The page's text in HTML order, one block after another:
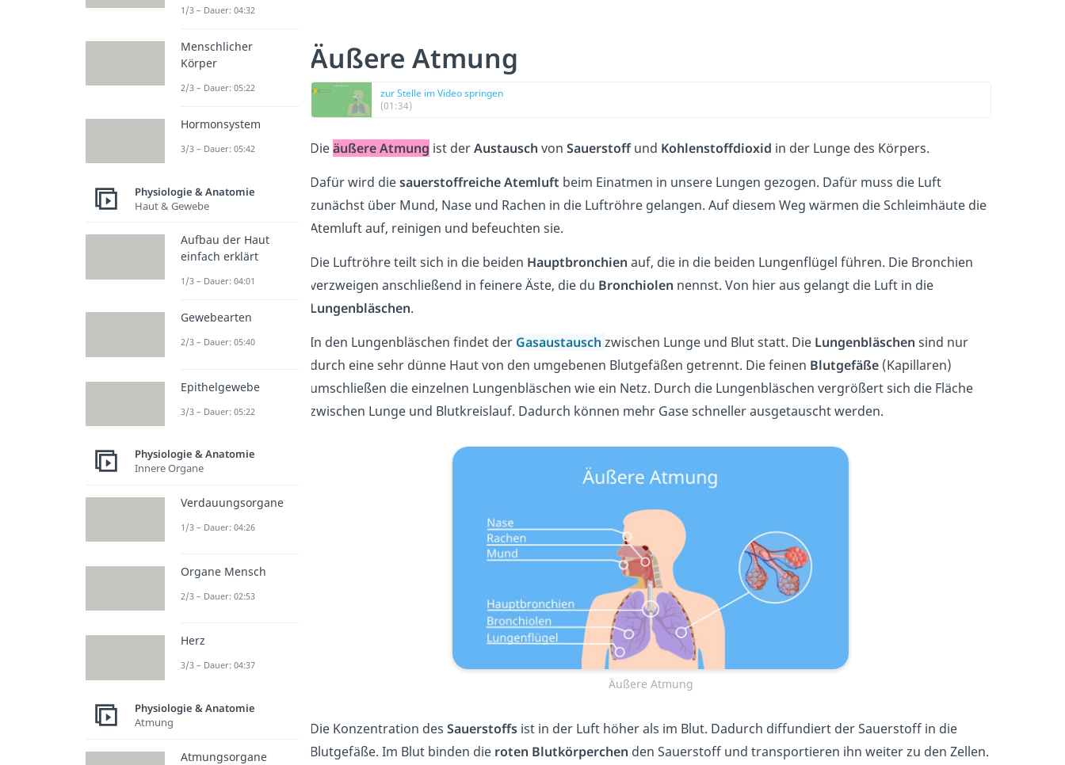
Äußere Atmung
zur Stelle im Video springen
(01:34)
Dieäußere Atmung ist derAustausch von Sauerstoffund Kohlenstoffdioxid in der Lunge des Körpers.
Dafür wird diesauerstoffreiche Atemluft beim Einatmen in unsere Lungen gezogen. Dafür muss die Luft
zunächst über Mund, Nase und Rachen in die Luftröhre gelangen. Auf diesem Weg wärmen die Schleimhäute die
Atemluft auf, reinigen und befeuchten sie.
Die Luftröhre teilt sich in die beiden Hauptbronchien auf, die in die beiden Lungenflügel führen. Die Bronchien
verzweigen anschließend in feinere Äste, die du Bronchiolen nennst. Von hier aus gelangt die Luft in die
Lungenbläschen.
In den Lungenbläschen findet der Gasaustausch zwischen Lunge und Blut statt. Die Lungenbläschen sind nur
durch eine sehr dünne Haut von den umgebenen Blutgefäßen getrennt. Die feinen Blutgefäße (Kapillaren)
umschließen die einzelnen Lungenbläschen wie ein Netz. Durch die Lungenbläschen vergrößert sich die Fläche
zwischen Lunge und Blutkreislauf. Dadurch können mehr Gase schneller ausgetauscht werden.
Äußere Atmung
Die Konzentration des Sauerstoffs ist in der Luft höher als im Blut. Dadurch diffundiert der Sauerstoff in die
Blutgefäße. Im Blut binden die roten Blutkörperchen den Sauerstoff und transportieren ihn weiter zu den Zellen.
1/3 – Dauer: 04:32
Menschlicher
Körper
2/3 – Dauer: 05:22
Hormonsystem
3/3 – Dauer: 05:42
Physiologie & Anatomie
Haut & Gewebe
Aufbau der Haut
einfach erklärt
1/3 – Dauer: 04:01
Gewebearten
2/3 – Dauer: 05:40
Epithelgewebe
3/3 – Dauer: 05:22
Physiologie & Anatomie
Innere Organe
Verdauungsorgane
1/3 – Dauer: 04:26
Organe Mensch
2/3 – Dauer: 02:53
Herz
3/3 – Dauer: 04:37
Physiologie & Anatomie
Atmung
Atmungsorgane